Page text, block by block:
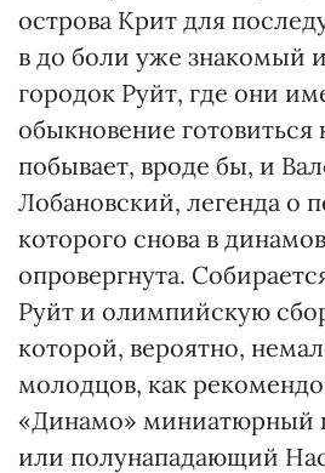
острова Крит для
в до боли уже знакомый
городок Руйт, где они
обыкновение готовиться
побывает, вроде бы, и
Лобановский, легенда о
которого снова в
опровергнута.
Руйт и олимпийскую
которой, вероятно,
молодцов, как
«Динамо» миниатюрный
или полунападающий